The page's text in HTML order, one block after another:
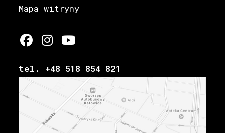
Mapa witryny
tel. +48 518 854 821